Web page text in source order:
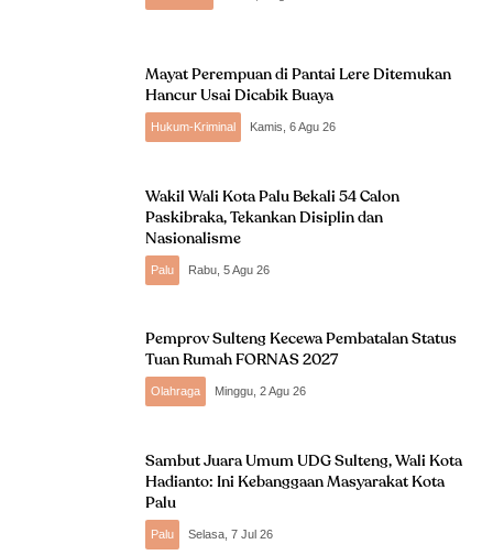
Mayat Perempuan di Pantai Lere Ditemukan
Hancur Usai Dicabik Buaya
Hukum-Kriminal Kamis, 6 Agu 26
Wakil Wali Kota Palu Bekali 54 Calon
Paskibraka, Tekankan Disiplin dan
Nasionalisme
Palu Rabu, 5 Agu 26
Pemprov Sulteng Kecewa Pembatalan Status
Tuan Rumah FORNAS 2027
Olahraga Minggu, 2 Agu 26
Sambut Juara Umum UDG Sulteng, Wali Kota
Hadianto: Ini Kebanggaan Masyarakat Kota
Palu
Palu Selasa, 7 Jul 26